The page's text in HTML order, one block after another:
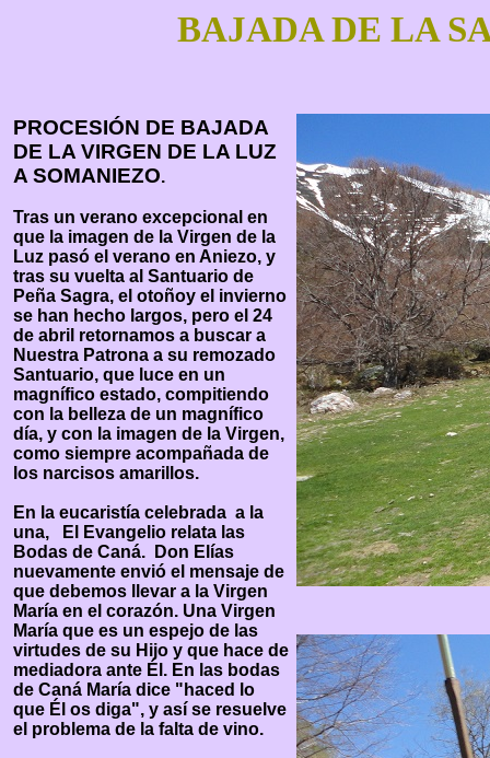
BAJADA DE LA
PROCESIÓN DE BAJADA
DE LA VIRGEN DE LA LUZ
A SOMANIEZO.
Tras un verano excepcional en
que la imagen de la Virgen de la
Luz pasó el verano en Aniezo, y
tras su vuelta al Santuario de
Peña Sagra, el otoñoy el invierno
se han hecho largos, pero el 24
de abril retornamos a buscar a
Nuestra Patrona a su remozado
Santuario, que luce en un
magnífico estado, compitiendo
con la belleza de un magnífico
día, y con la imagen de la Virgen,
como siempre acompañada de
los narcisos amarillos.
En la eucaristía celebrada a la
una, El Evangelio relata las
Bodas de Caná. Don Elías
nuevamente envió el mensaje de
que debemos llevar a la Virgen
María en el corazón. Una Virgen
María que es un espejo de las
virtudes de su Hijo y que hace de
mediadora ante Él. En las bodas
de Caná María dice "haced lo
que Él os diga", y así se resuelve
el problema de la falta de vino.